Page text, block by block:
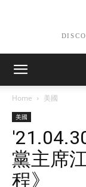
Home 美國
美國
黨主席
程》